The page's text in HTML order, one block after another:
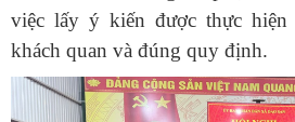
việc lấy ý kiến được thực hiện
khách quan và đúng quy định.